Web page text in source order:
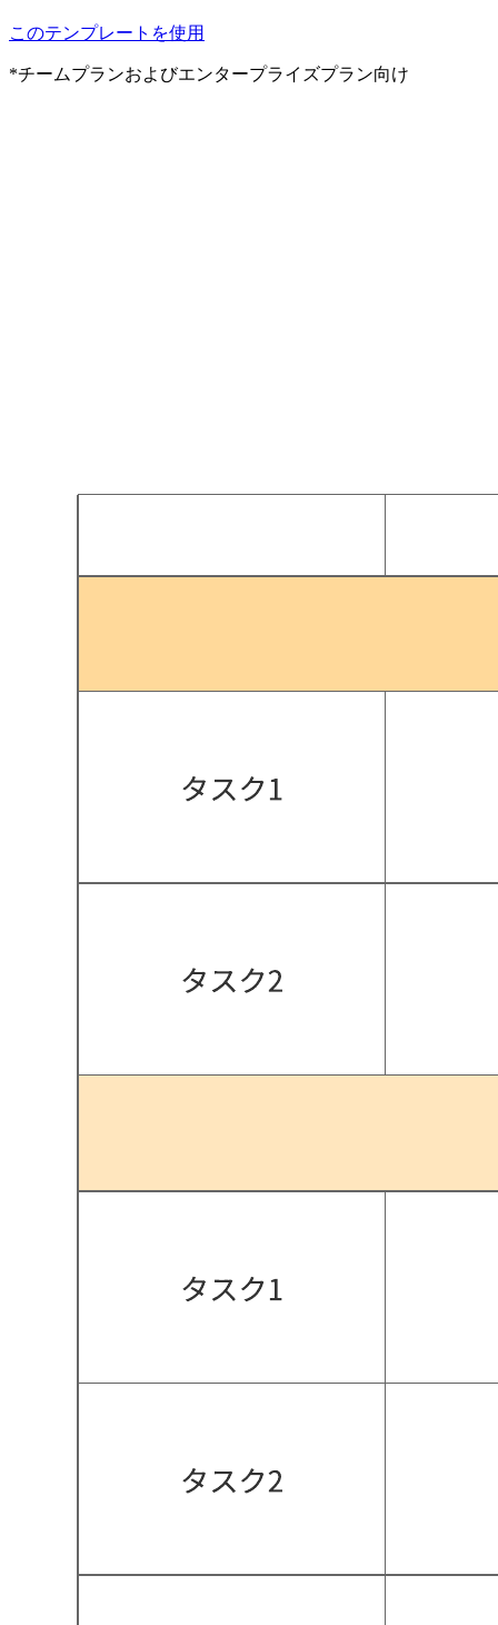
このテンプレートを使用
*チームプランおよびエンタープライズプラン向け